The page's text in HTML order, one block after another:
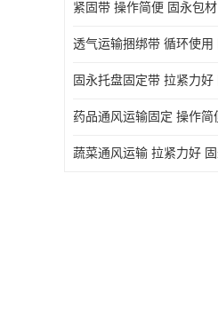
紧固带 操作简便 固永包材